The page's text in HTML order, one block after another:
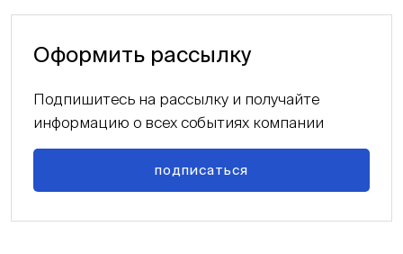
Оформить рассылку
Подпишитесь на рассылку и получайте
информацию о всех событиях компании
подписаться